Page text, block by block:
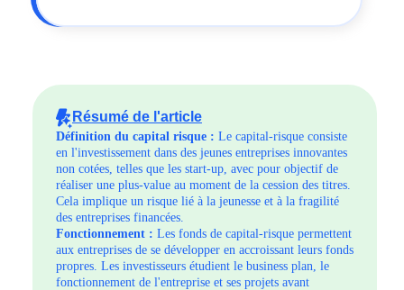
Résumé de l'article
Définition du capital risque : Le capital-risque consiste
en l'investissement dans des jeunes entreprises innovantes
non cotées, telles que les start-up, avec pour objectif de
réaliser une plus-value au moment de la cession des titres.
Cela implique un risque lié à la jeunesse et à la fragilité
des entreprises financées.
Fonctionnement : Les fonds de capital-risque permettent
aux entreprises de se développer en accroissant leurs fonds
propres. Les investisseurs étudient le business plan, le
fonctionnement de l'entreprise et ses projets avant